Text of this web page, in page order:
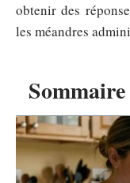
Sommaire
obtenir des
les méandres